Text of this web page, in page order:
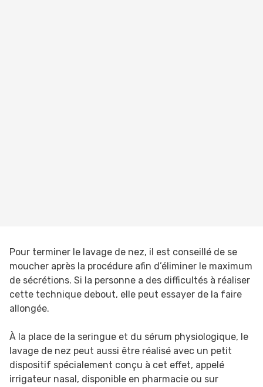
Pour terminer le lavage de nez, il est conseillé de se
moucher après la procédure afin d’éliminer le maximum
de sécrétions. Si la personne a des difficultés à réaliser
cette technique debout, elle peut essayer de la faire
allongée.
À la place de la seringue et du sérum physiologique, le
lavage de nez peut aussi être réalisé avec un petit
dispositif spécialement conçu à cet effet, appelé
irrigateur nasal, disponible en pharmacie ou sur